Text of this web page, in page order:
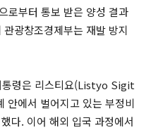
로부터 통보 받은 양성 결과
광창조경제부는 재발 방지
령은 리스티요(Listyo Sigit
에서 벌어지고 있는 부정비
다. 이어 해외 입국 과정에서